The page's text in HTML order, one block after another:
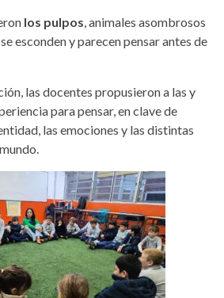
los pulpos , animales asombrosos
esconden y parecen pensar antes de
las docentes propusieron a las y
para pensar, en clave de
las emociones y las distintas